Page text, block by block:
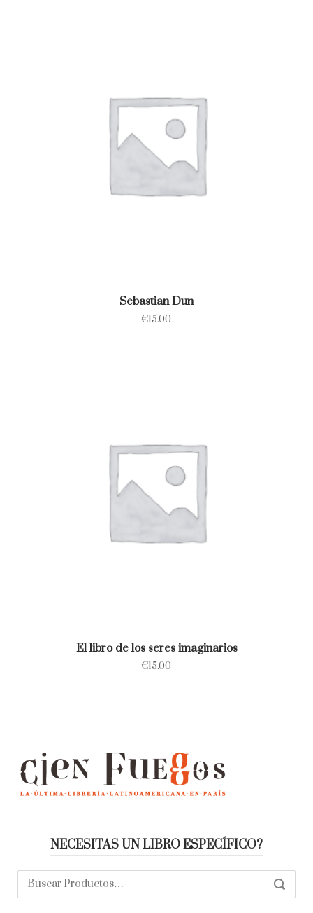
Sebastian Dun
€15.00
El libro de los seres imaginarios
€15.00
NECESITAS UN LIBRO ESPECÍFICO?
Buscar: